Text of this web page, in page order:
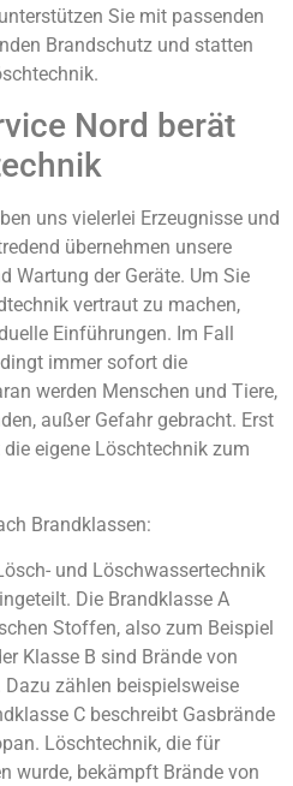
Sie mit passenden
Brandschutz und statten
Nord berät
uns vielerlei Erzeugnisse und
übernehmen unsere
Wartung der Geräte. Um Sie
vertraut zu machen,
Einführungen. Im Fall
immer sofort die
werden Menschen und Tiere,
außer Gefahr gebracht. Erst
eigene Löschtechnik zum
Brandklassen:
und Löschwassertechnik
Die Brandklasse A
Stoffen, also zum Beispiel
Klasse B sind Brände von
zählen beispielsweise
C beschreibt Gasbrände
Löschtechnik, die für
wurde, bekämpft Brände von